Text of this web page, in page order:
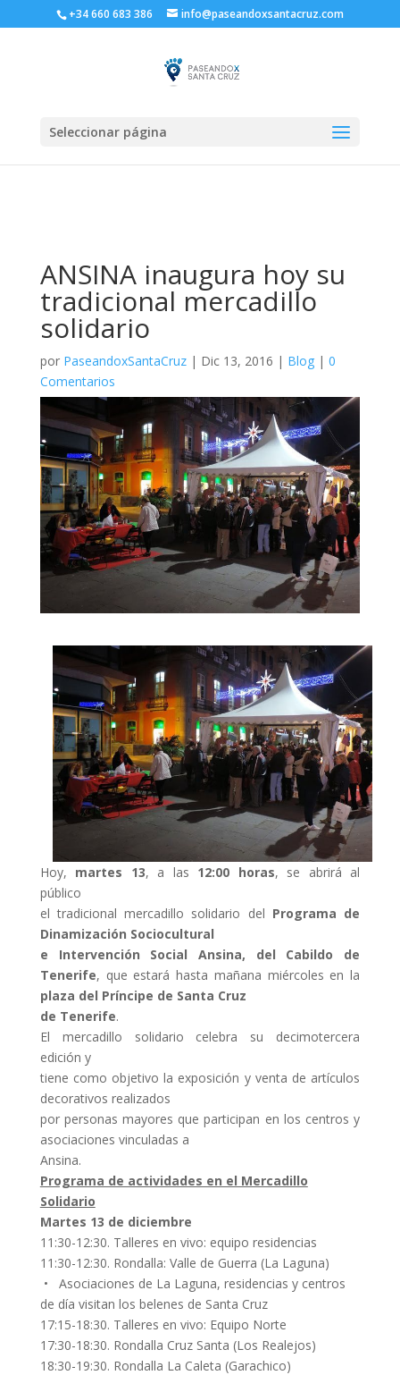
+34 660 683 386 info@paseandoxsantacruz.com
Seleccionar página
ANSINA inaugura hoy su
tradicional mercadillo
solidario
por PaseandoxSantaCruz| Dic 13, 2016 | Blog| 0
Comentarios
Hoy, martes 13, a las 12:00 horas, se abrirá al
público
el tradicional mercadillo solidario del Programa de
Dinamización Sociocultural
e Intervención Social Ansina, del Cabildo de
Tenerife, que estará hasta mañana miércoles en la
plaza del Príncipe de Santa Cruz
de Tenerife.
El mercadillo solidario celebra su decimotercera
edición y
tiene como objetivo la exposición y venta de artículos
decorativos realizados
por personas mayores que participan en los centros y
asociaciones vinculadas a
Ansina.
Programa de actividades en el Mercadillo
Solidario
Martes 13 de diciembre
11:30-12:30. Talleres en vivo: equipo residencias
11:30-12:30. Rondalla: Valle de Guerra (La Laguna)
• Asociaciones de La Laguna, residencias y centros
de día visitan los belenes de Santa Cruz
17:15-18:30. Talleres en vivo: Equipo Norte
17:30-18:30. Rondalla Cruz Santa (Los Realejos)
18:30-19:30. Rondalla La Caleta (Garachico)